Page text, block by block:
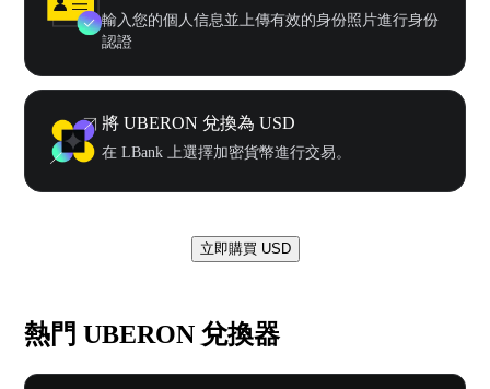
輸入您的個人信息並上傳有效的身份照片進行身份
認證
將 UBERON 兌換為 USD
在 LBank 上選擇加密貨幣進行交易。
立即購買 USD
熱門 UBERON 兌換器